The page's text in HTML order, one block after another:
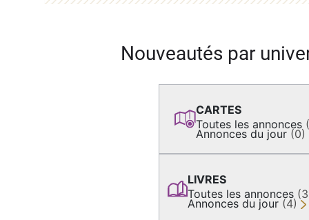
Nouveautés par
CARTES
Toutes les annonces
Annonces du jour (0)
LIVRES
Toutes les annonces
Annonces du jour (4)